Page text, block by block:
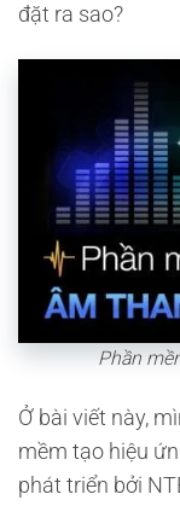
đặt ra sao?
Phần
Ở bài viết này,
mềm tạo hiệu
phát triển bởi